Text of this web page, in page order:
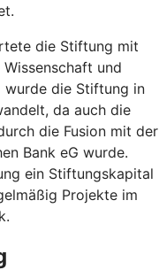
die Stiftung mit
und
wurde die Stiftung in
da auch die
die Fusion mit der
Bank eG wurde.
ein Stiftungskapital
Projekte im